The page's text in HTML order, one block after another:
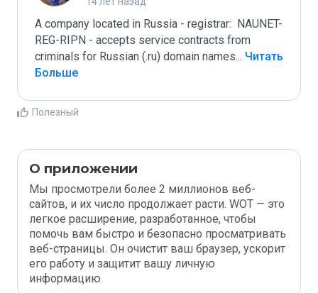
A company located in Russia - registrar:  NAUNET-
REG-RIPN - accepts service contracts from
criminals for Russian (.ru) domain names... Читать
Больше
Полезный
О приложении
Мы просмотрели более 2 миллионов веб-
сайтов, и их число продолжает расти. WOT — это
легкое расширение, разработанное, чтобы
помочь вам быстро и безопасно просматривать
веб-страницы. Он очистит ваш браузер, ускорит
его работу и защитит вашу личную
информацию.